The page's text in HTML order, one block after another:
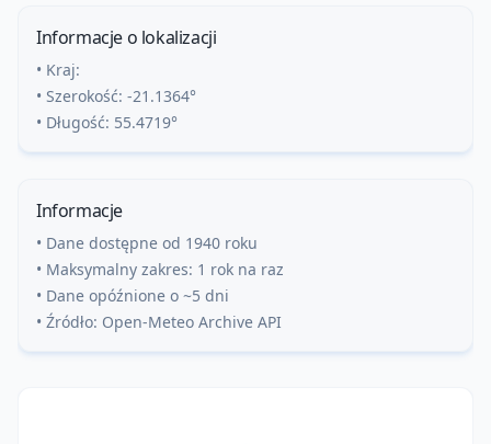
Informacje o lokalizacji
• Kraj:
• Szerokość: -21.1364°
• Długość: 55.4719°
Informacje
• Dane dostępne od 1940 roku
• Maksymalny zakres: 1 rok na raz
• Dane opóźnione o ~5 dni
• Źródło: Open-Meteo Archive API